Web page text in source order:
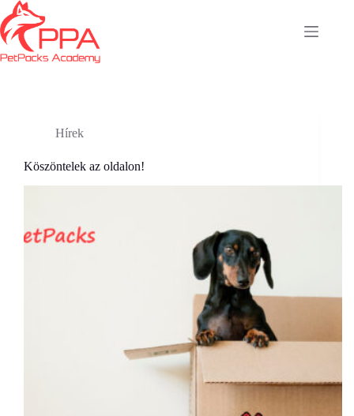
Skip
to
content
Hírek
Köszöntelek az oldalon!